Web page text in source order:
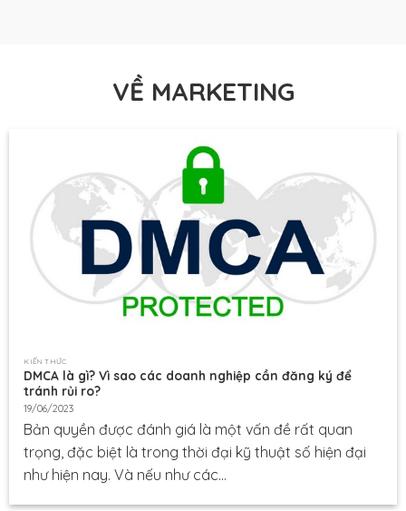
VỀ MARKETING
KIẾN THỨC
DMCA là gì? Vì sao các doanh nghiệp cần đăng ký để
tránh rủi ro?
19/06/2023
Bản quyền được đánh giá là một vấn đề rất quan
trọng, đặc biệt là trong thời đại kỹ thuật số hiện đại
như hiện nay. Và nếu như các...